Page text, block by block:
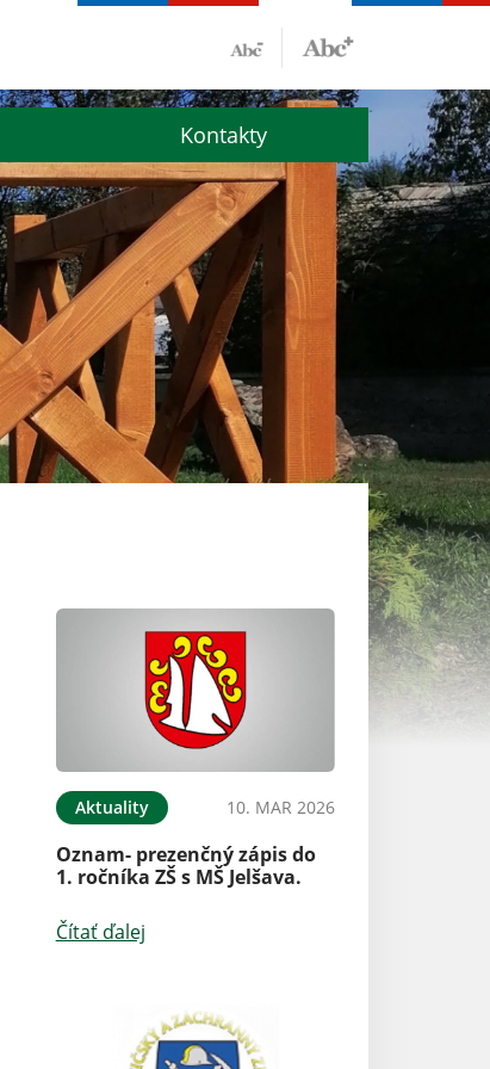
Kontakty
Aktuality 10. MAR 2026
Oznam- prezenčný zápis do
1. ročníka ZŠ s MŠ Jelšava.
Čítať ďalej